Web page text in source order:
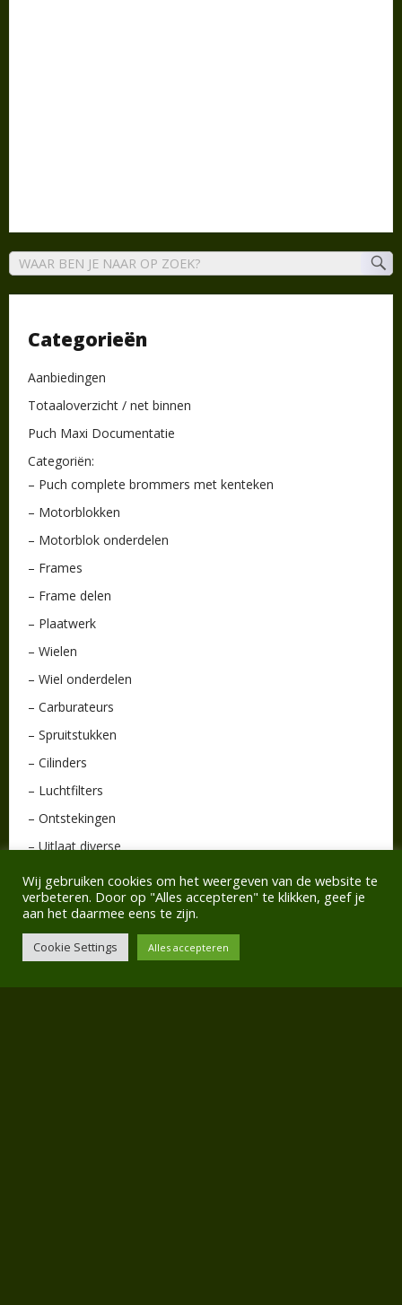
Categorieën
Aanbiedingen
Totaaloverzicht / net binnen
Puch Maxi Documentatie
Categoriën:
– Puch complete brommers met kenteken
– Motorblokken
– Motorblok onderdelen
– Frames
– Frame delen
– Plaatwerk
– Wielen
– Wiel onderdelen
– Carburateurs
– Spruitstukken
– Cilinders
– Luchtfilters
– Ontstekingen
– Uitlaat diverse
– Verlichting
– Stuurdelen
Wij gebruiken cookies om het weergeven van de website te
verbeteren. Door op "Alles accepteren" te klikken, geef je
aan het daarmee eens te zijn.
Cookie Settings Alles accepteren